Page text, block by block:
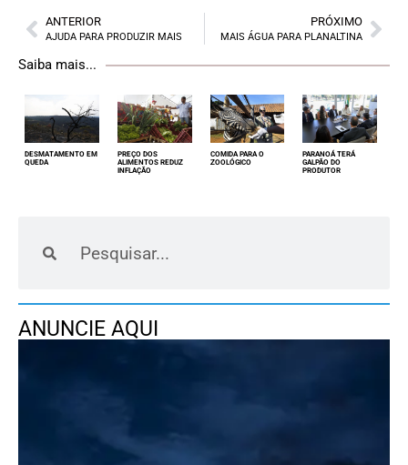
ANTERIOR
AJUDA PARA PRODUZIR MAIS
PRÓXIMO
MAIS ÁGUA PARA PLANALTINA
Saiba mais...
DESMATAMENTO EM
QUEDA
PREÇO DOS
ALIMENTOS REDUZ
INFLAÇÃO
COMIDA PARA O
ZOOLÓGICO
PARANOÁ TERÁ
GALPÃO DO
PRODUTOR
ANUNCIE AQUI